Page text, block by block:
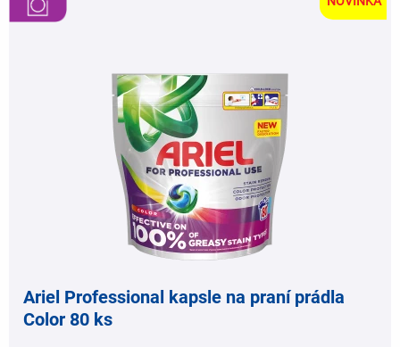
Ariel Professional kapsle na praní prádla
Color 80 ks